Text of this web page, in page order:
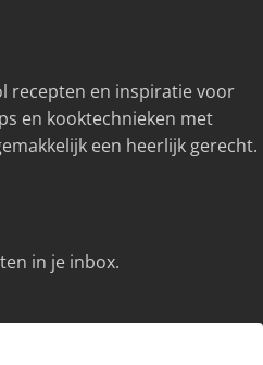
recepten en inspiratie voor
en kooktechnieken met
een heerlijk gerecht.
in je inbox.